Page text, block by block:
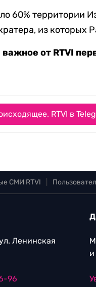
60% территории
из
важное от RTVI
RTVI в
СМИ RTVI
Ленинская
96
и